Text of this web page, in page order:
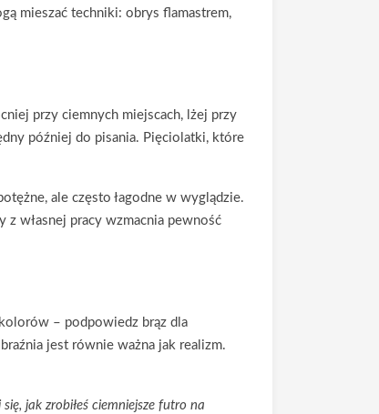
mieszać techniki: obrys flamastrem,
przy ciemnych miejscach, lżej przy
później do pisania. Pięciolatki, które
ale często łagodne w wyglądzie.
własnej pracy wzmacnia pewność
– podpowiedz brąz dla
jest równie ważna jak realizm.
jak zrobiłeś ciemniejsze futro na